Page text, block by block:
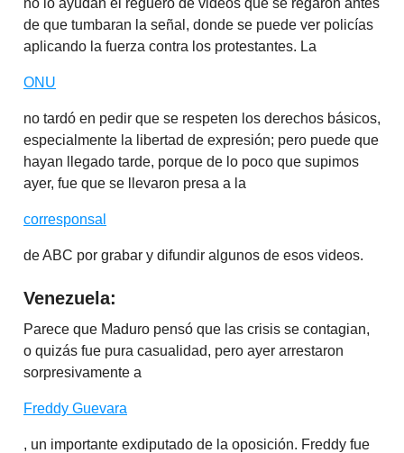
no lo ayudan el reguero de videos que se regaron antes
de que tumbaran la señal, donde se puede ver policías
aplicando la fuerza contra los protestantes. La
ONU
no tardó en pedir que se respeten los derechos básicos,
especialmente la libertad de expresión; pero puede que
hayan llegado tarde, porque de lo poco que supimos
ayer, fue que se llevaron presa a la
corresponsal
de ABC por grabar y difundir algunos de esos videos.
Venezuela:
Parece que Maduro pensó que las crisis se contagian,
o quizás fue pura casualidad, pero ayer arrestaron
sorpresivamente a
Freddy Guevara
, un importante exdiputado de la oposición. Freddy fue